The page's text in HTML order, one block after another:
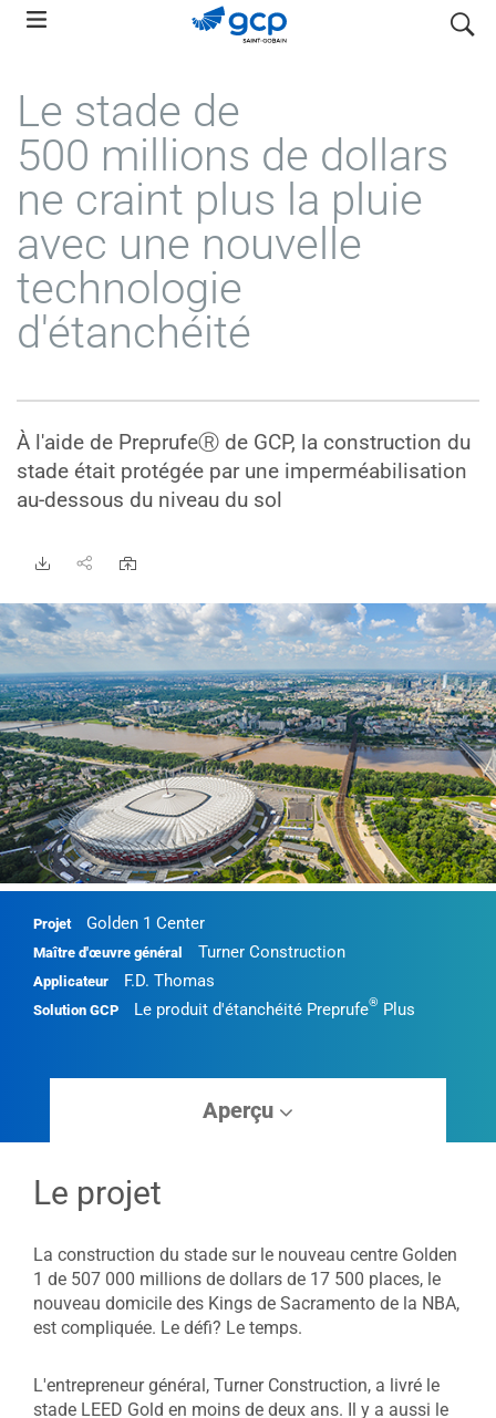
Skip
navigation
search
Le stade de
500 millions de dollars
ne craint plus la pluie
avec une nouvelle
technologie
d'étanchéité
À l'aide de PreprufeⓇ de GCP, la construction du
stade était protégée par une imperméabilisation
au-dessous du niveau du sol
Projet Golden 1 Center
Maître d'œuvre général Turner Construction
Applicateur F.D. Thomas
Solution GCP Le produit d'étanchéité Preprufe® Plus
Aperçu
Le projet
La construction du stade sur le nouveau centre Golden
1 de 507 000 millions de dollars de 17 500 places, le
nouveau domicile des Kings de Sacramento de la NBA,
est compliquée. Le défi? Le temps.
L'entrepreneur général, Turner Construction, a livré le
stade LEED Gold en moins de deux ans. Il y a aussi le